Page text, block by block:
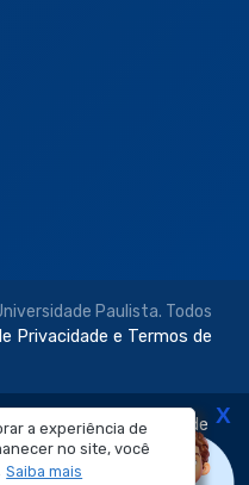
a experiência de
no site, você
Saiba mais
Paulista. Todos
Privacidade e Termos de
neste site são de
de Ensino Objetivo e
– UNIP.
X